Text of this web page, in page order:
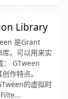
Library
是Grant
。可以用来实
： GTween
作特点。
的虚拟时